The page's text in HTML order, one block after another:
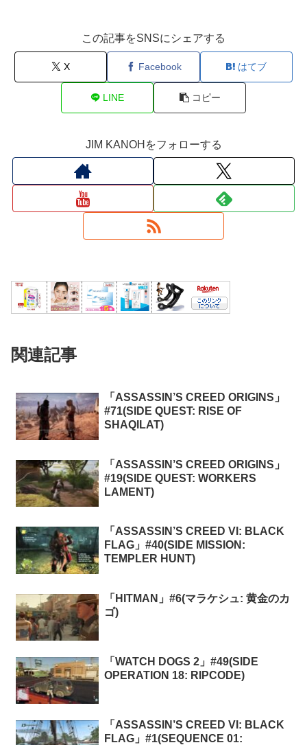
この記事をSNSにシェアする
X Facebook はてブ
LINE コピー
JIM KANOHをフォローする
関連記事
「ASSASSIN’S CREED ORIGINS」
#71(SIDE QUEST: RISE OF
SHAQILAT)
「ASSASSIN’S CREED ORIGINS」
#19(SIDE QUEST: WORKERS
LAMENT)
「ASSASSIN’S CREED VI: BLACK
FLAG」#40(SIDE MISSION:
TEMPLER HUNT)
「HITMAN」#6(マラケシュ: 黄金のカ
ゴ)
「WATCH DOGS 2」#49(SIDE
OPERATION 18: RIPCODE)
「ASSASSIN’S CREED VI: BLACK
FLAG」#1(SEQUENCE 01: